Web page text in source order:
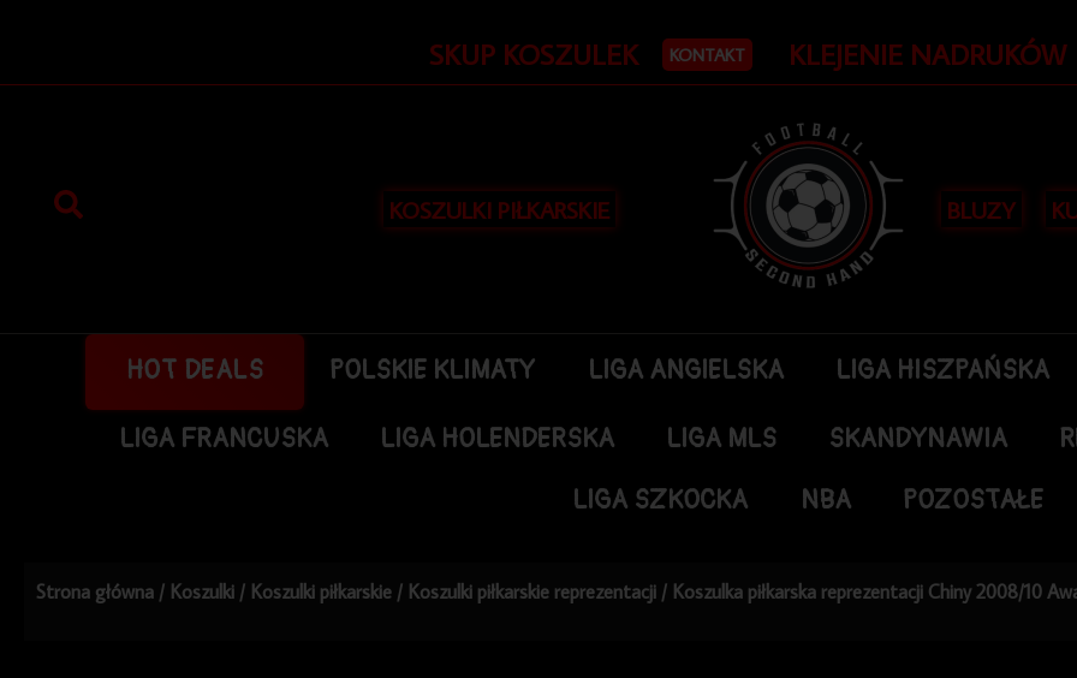
treści
SKUP KOSZULEK KONTAKT KLEJENIE NADRUKÓW
KOSZULKI PIŁKARSKIE BLUZY
HOT DEALS POLSKIE KLIMATY LIGA ANGIELSKA LIGA HISZPAŃSKA
LIGA FRANCUSKA LIGA HOLENDERSKA LIGA MLS SKANDYNAWIA
LIGA SZKOCKA
NBA POZOSTAŁE
Strona główna / Koszulki / Koszulki piłkarskie / Koszulki piłkarskie reprezentacji / Koszulka piłkarska reprezentacji Chiny 2008/10